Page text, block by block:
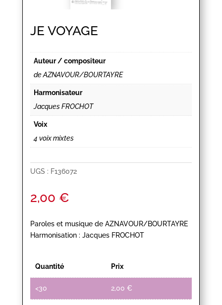
JE VOYAGE
Auteur / compositeur
de AZNAVOUR/BOURTAYRE
Harmonisateur
Jacques FROCHOT
Voix
4 voix mixtes
UGS : F136072
2,00 €
Paroles et musique de AZNAVOUR/BOURTAYRE
Harmonisation : Jacques FROCHOT
Quantité Prix
<30 2,00 €